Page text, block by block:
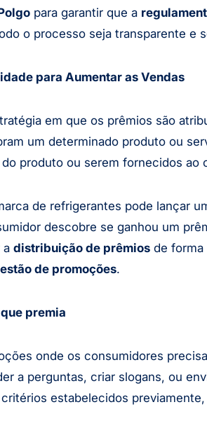
para garantir que a
o processo seja transparente e
para Aumentar as Vendas
em que os prêmios são
um determinado produto ou
produto ou serem fornecidos ao
de refrigerantes pode lançar
descobre se ganhou um
a distribuição de prêmios de
de promoções.
premia
onde os consumidores
a perguntas, criar slogans, ou
estabelecidos